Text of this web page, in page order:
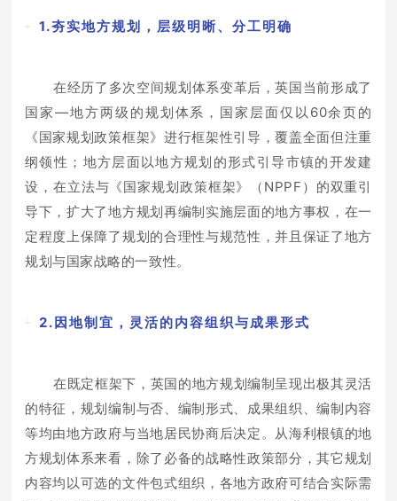
1.夯实地方规划，层级明晰、分工明确
在经历了多次空间规划体系变革后，英国当前形成了
国家—地方两级的规划体系，国家层面仅以60余页的
《国家规划政策框架》进行框架性引导，覆盖全面但注重
纲领性；地方层面以地方规划的形式引导市镇的开发建
设，在立法与《国家规划政策框架》（NPPF）的双重引
导下，扩大了地方规划再编制实施层面的地方事权，在一
定程度上保障了规划的合理性与规范性，并且保证了地方
规划与国家战略的一致性。
2.因地制宜，灵活的内容组织与成果形式
在既定框架下，英国的地方规划编制呈现出极其灵活
的特征，规划编制与否、编制形式、成果组织、编制内容
等均由地方政府与当地居民协商后决定。从海利根镇的地
方规划体系来看，除了必备的战略性政策部分，其它规划
内容均以可选的文件包式组织，各地方政府可结合实际需